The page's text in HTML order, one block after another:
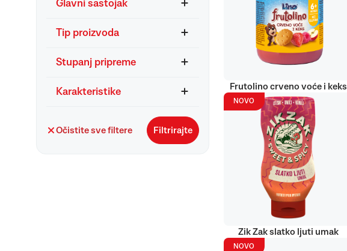
Glavni sastojak
Tip proizvoda
Stupanj pripreme
Karakteristike
Očistite sve filtere Filtrirajte
Frutolino crveno voće i keks
NOVO
Zik Zak slatko ljuti umak
NOVO